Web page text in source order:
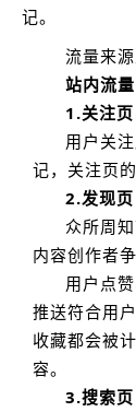
记。
流量来
站内流量
1.关注页
用户关
记，关注页
2.发现页
众所周
内容创作者
用户点
推送符合用
收藏都会被
容。
3.搜索页